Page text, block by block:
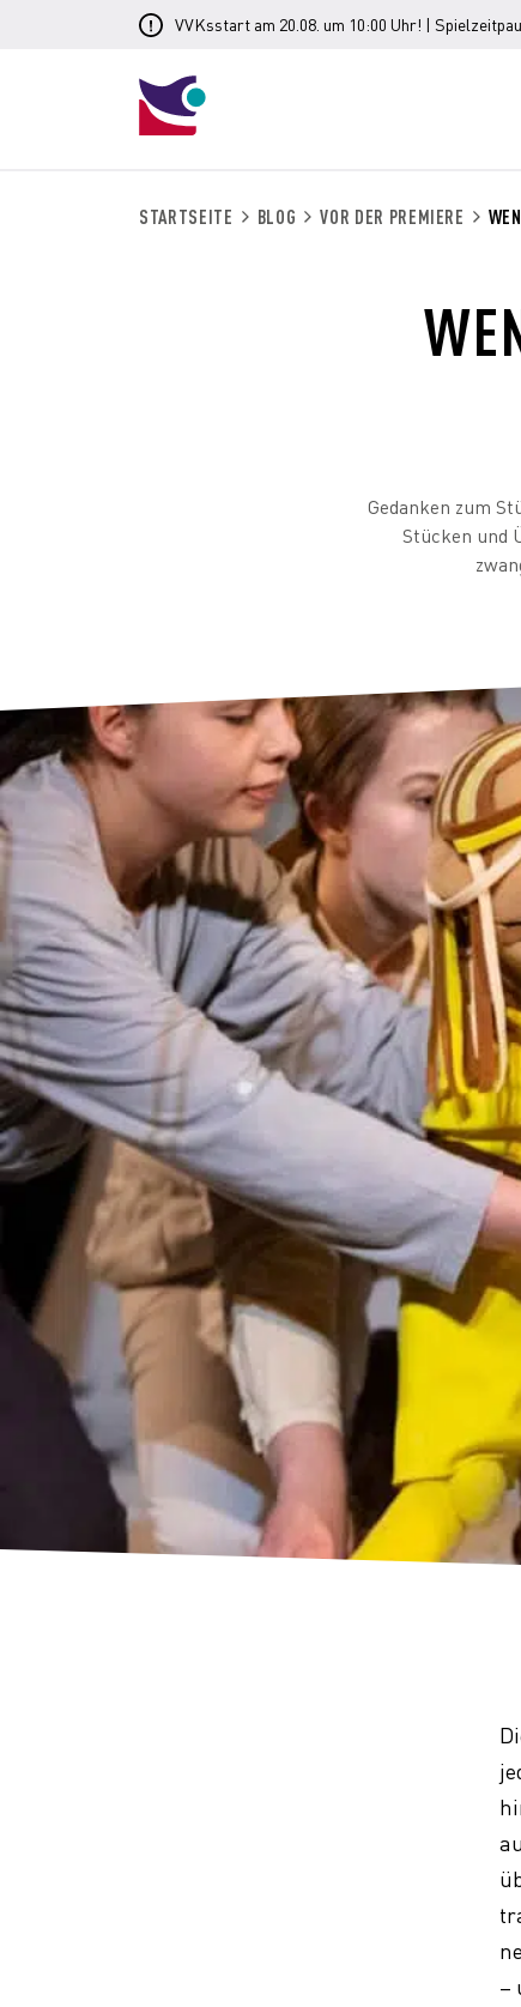
VVKsstart am 20.08. um 10:00 Uhr! |
STARTSEITE BLOG VOR DER PREMIERE
Gedanken zum
Stücken und
–